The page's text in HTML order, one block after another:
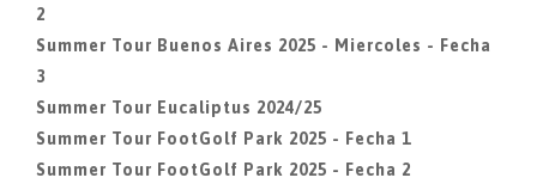
2
Summer Tour Buenos Aires 2025 - Miercoles - Fecha
3
Summer Tour Eucaliptus 2024/25
Summer Tour FootGolf Park 2025 - Fecha 1
Summer Tour FootGolf Park 2025 - Fecha 2